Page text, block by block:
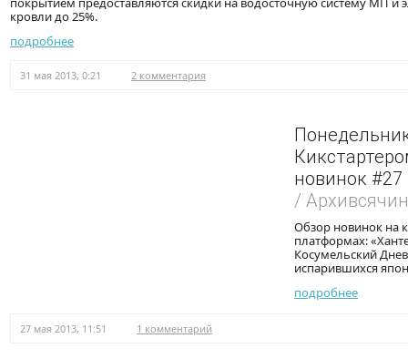
кровли до 25%.
подробнее
31 мая 2013, 0:21 2 комментария
новинок #27
/
Обзор новинок на
платформах:
Косумельский
испарившихся
подробнее
27 мая 2013, 11:51 1 комментарий